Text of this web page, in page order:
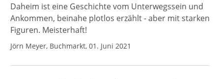
Daheim ist eine Geschichte vom Unterwegssein und
Ankommen, beinahe plotlos erzählt - aber mit starken
Figuren. Meisterhaft!
Jörn Meyer, Buchmarkt, 01. Juni 2021